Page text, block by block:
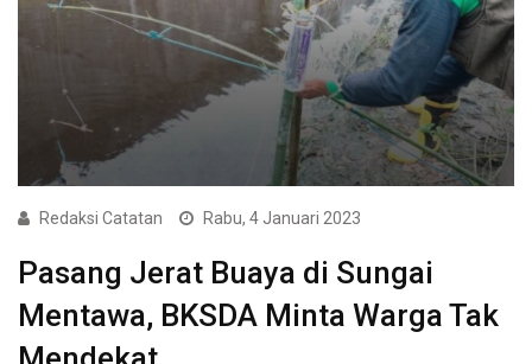
Redaksi Catatan Rabu, 4 Januari 2023
Pasang Jerat Buaya di Sungai
Mentawa, BKSDA Minta Warga Tak